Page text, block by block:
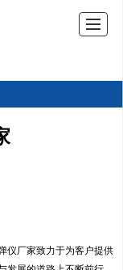
仪厂家致力于为客户提供